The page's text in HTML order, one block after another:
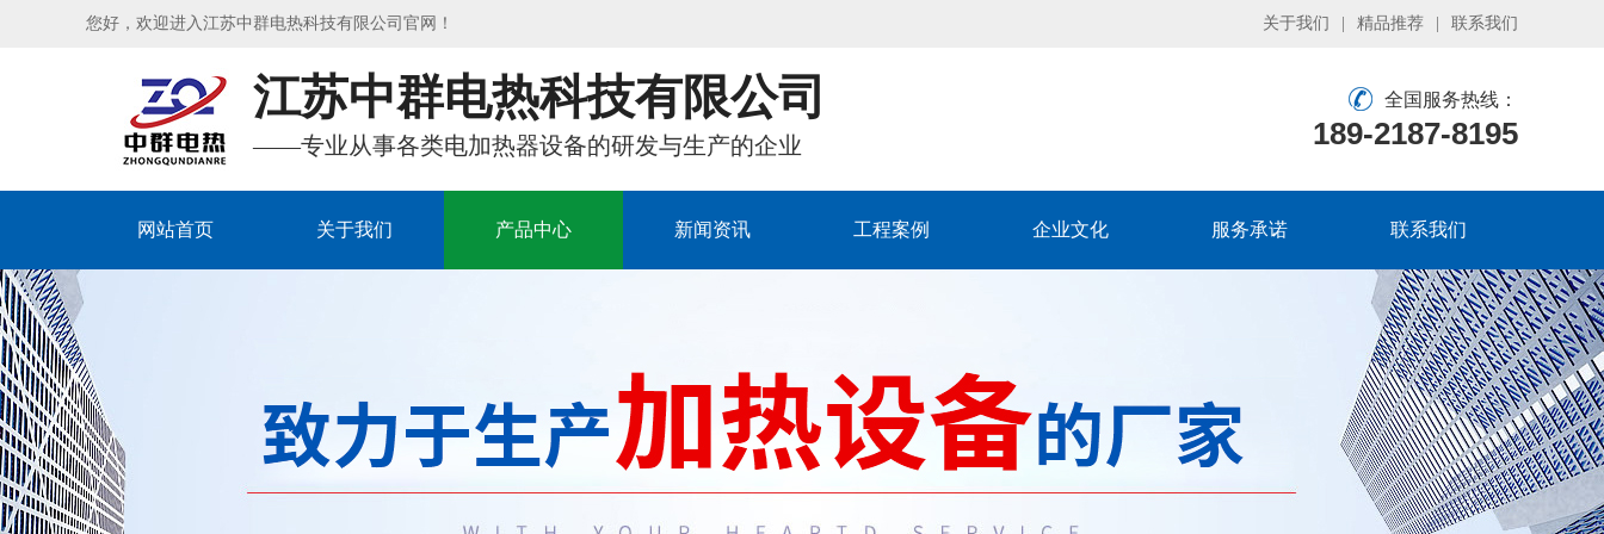
您好，欢迎进入江苏中群电热科技有限公司官网！ 关于我们 精品推荐 联系我们
江苏中群电热科技有限公司
——专业从事各类电加热器设备的研发与生产的企业
全国服务热线：
189-2187-8195
网站首页 关于我们 产品中心 新闻资讯 工程案例 企业文化 服务承诺 联系我们